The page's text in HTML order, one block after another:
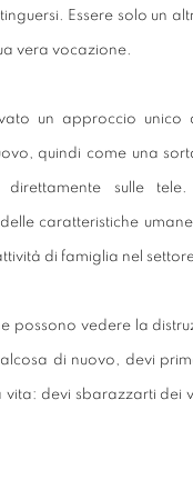
Essere solo un
vera vocazione.
un approccio unico
quindi come una
sulle
caratteristiche
di famiglia nel
possono vedere la
di nuovo, devi
devi sbarazzarti dei